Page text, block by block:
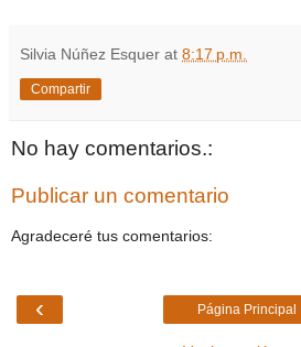
Silvia Núñez Esquer at 8:17 p.m.
Compartir
No hay comentarios.:
Publicar un comentario
Agradeceré tus comentarios:
‹ Página Principal